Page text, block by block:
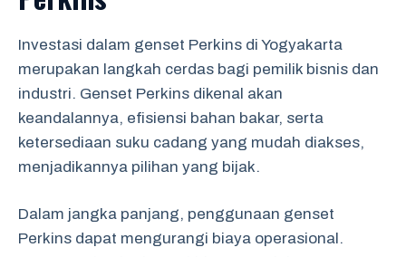
Investasi dalam genset Perkins di Yogyakarta
merupakan langkah cerdas bagi pemilik bisnis dan
industri. Genset Perkins dikenal akan
keandalannya, efisiensi bahan bakar, serta
ketersediaan suku cadang yang mudah diakses,
menjadikannya pilihan yang bijak.
Dalam jangka panjang, penggunaan genset
Perkins dapat mengurangi biaya operasional.